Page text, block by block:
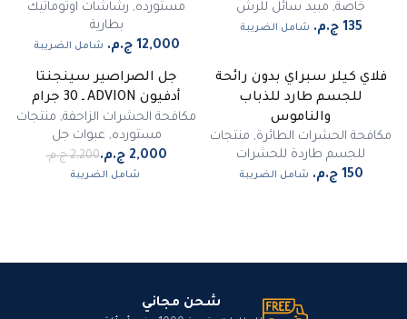
خاصة, مبيد سائل للرش
شامل الضريبة
مستورده, رشاشات اوتوماتيك
بطارية
شامل الضريبة
فلاي كيلر سبراي بدون رائحة
للجسم طارد للذباب
والناموس
مكافحة الحشرات الطائرة, منتجات
للجسم طاردة للحشرات
شامل الضريبة
- 9
جل الصراصير سينجنتا
أدفيون ADVION ـ 30 جرام
مكافحة الحشرات الزاحفة, منتجات
مستورده,عبوات جل
‏2,200 ج.م.‏
شامل الضريبة
شحن مجاني